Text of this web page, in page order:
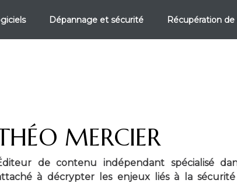
Dépannage et sécurité Récupération
MERCIER
de contenu indépendant spécialisé
à décrypter les enjeux liés à la